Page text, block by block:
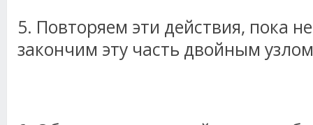
5. Повторяем эти действия, пока
закончим эту часть двойным